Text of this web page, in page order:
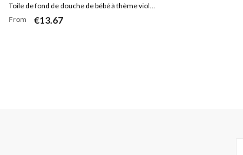
Toile de fond de douche de bébé à thème violet
et floral
From €13.67